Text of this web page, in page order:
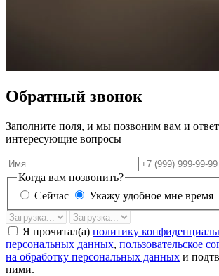
Обратный звонок
Заполните поля, и мы позвоним вам и
интересующие вопросы
Имя
Телефон
Когда вам позвонить?
Сейчас
Укажу удобное мне время
Дата
звонка
Время
Я прочитал(а) политику
персональных данных, пользовательское
на обработку персональных данных и
ними.